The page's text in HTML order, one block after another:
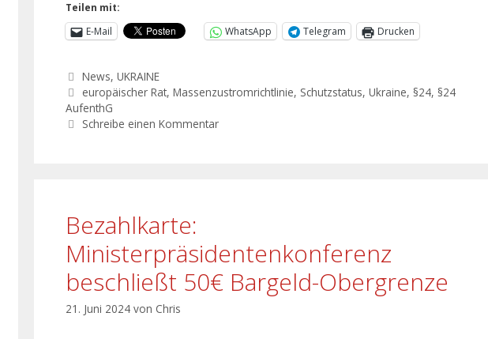
Teilen mit:
E-Mail
WhatsApp Telegram Drucken
News,UKRAINE
europäischer Rat,Massenzustromrichtlinie, Schutzstatus,Ukraine, §24, §24
AufenthG
Schreibe einen Kommentar
Bezahlkarte:
Ministerpräsidentenkonferenz
beschließt 50€ Bargeld-Obergrenze
21. Juni 2024 von Chris